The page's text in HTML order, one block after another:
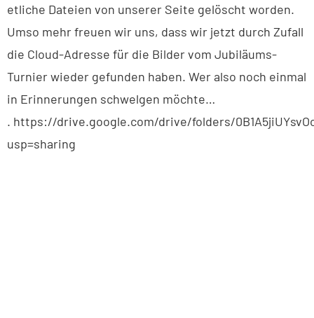
etliche Dateien von unserer Seite gelöscht worden.
Umso mehr freuen wir uns, dass wir jetzt durch Zufall
die Cloud-Adresse für die Bilder vom Jubiläums-
Turnier wieder gefunden haben. Wer also noch einmal
in Erinnerungen schwelgen möchte…
. https://drive.google.com/drive/folders/
usp=sharing